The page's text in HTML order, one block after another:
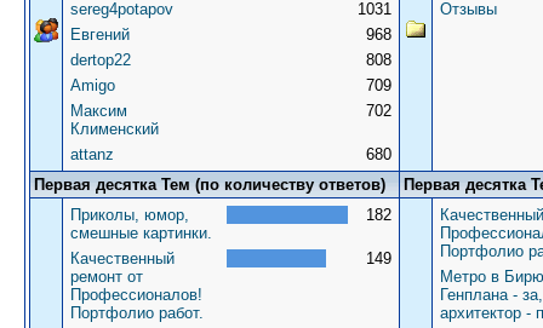
sereg4potapov
1031
Евгений
968
dertop22
808
Amigo
709
Максим
Клименский
702
attanz 680
Отзывы
Первая десятка Тем (по количеству ответов)
Первая десятка
Приколы, юмор,
смешные картинки.
182
Качественный
ремонт от
Профессионалов!
Портфолио работ.
149
Портфолио
Метро в
Генплана -
архитектор -